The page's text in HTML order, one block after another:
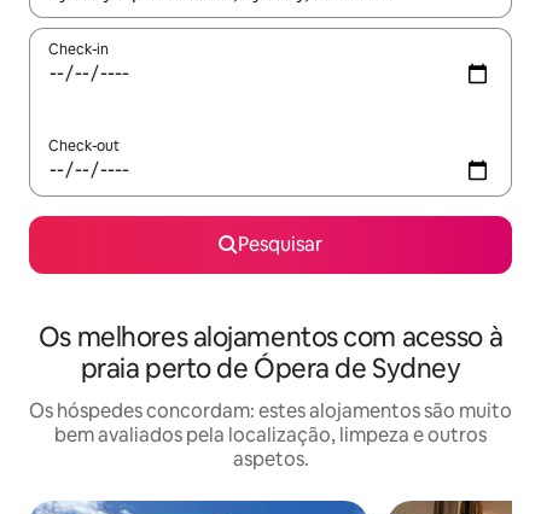
Check-in
Check-out
Pesquisar
Os melhores alojamentos com acesso à
praia perto de Ópera de Sydney
Os hóspedes concordam: estes alojamentos são muito
bem avaliados pela localização, limpeza e outros
aspetos.